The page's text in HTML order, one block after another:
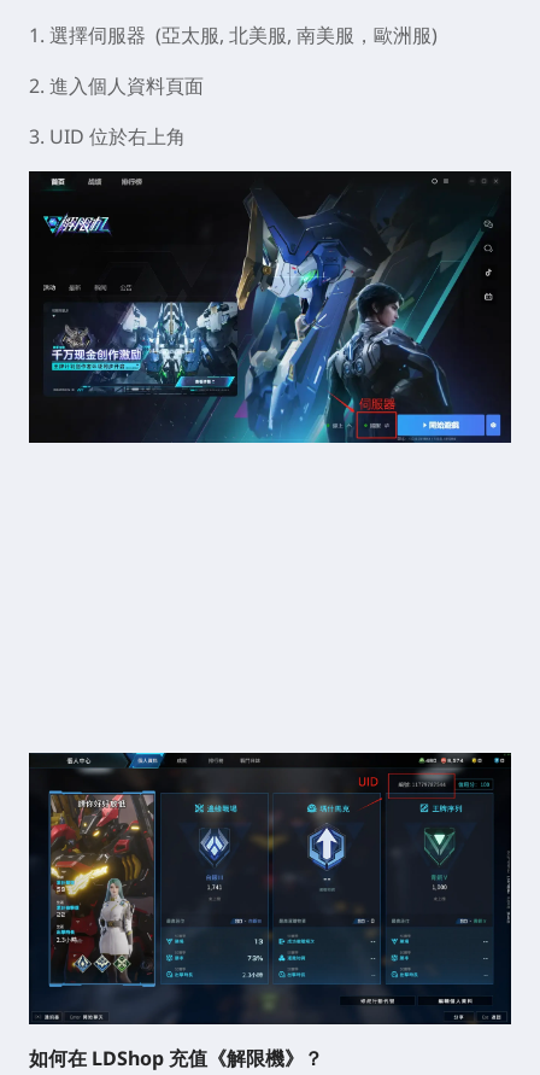
1. 選擇伺服器 (亞太服, 北美服, 南美服，歐洲服)
2. 進入個人資料頁面
3. UID 位於右上角
如何在 LDShop 充值《解限機》？